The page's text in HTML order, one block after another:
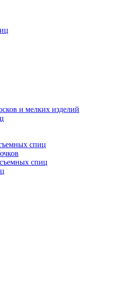
и мелких изделий
спиц
спиц